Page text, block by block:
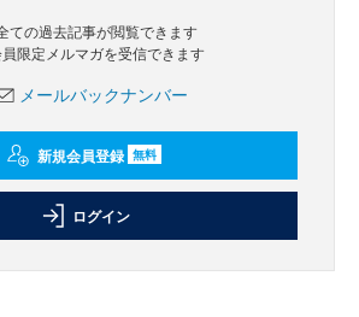
ての過去記事が閲覧できます
員限定メルマガを受信できます
メールバックナンバー
新規会員登録 無料
ログイン